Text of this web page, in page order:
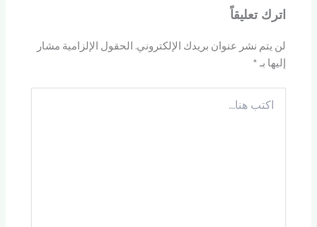
اترك تعليقاً
لن يتم نشر عنوان بريدك الإلكتروني. الحقول الإلزامية مشار
إليها بـ *
هنا...